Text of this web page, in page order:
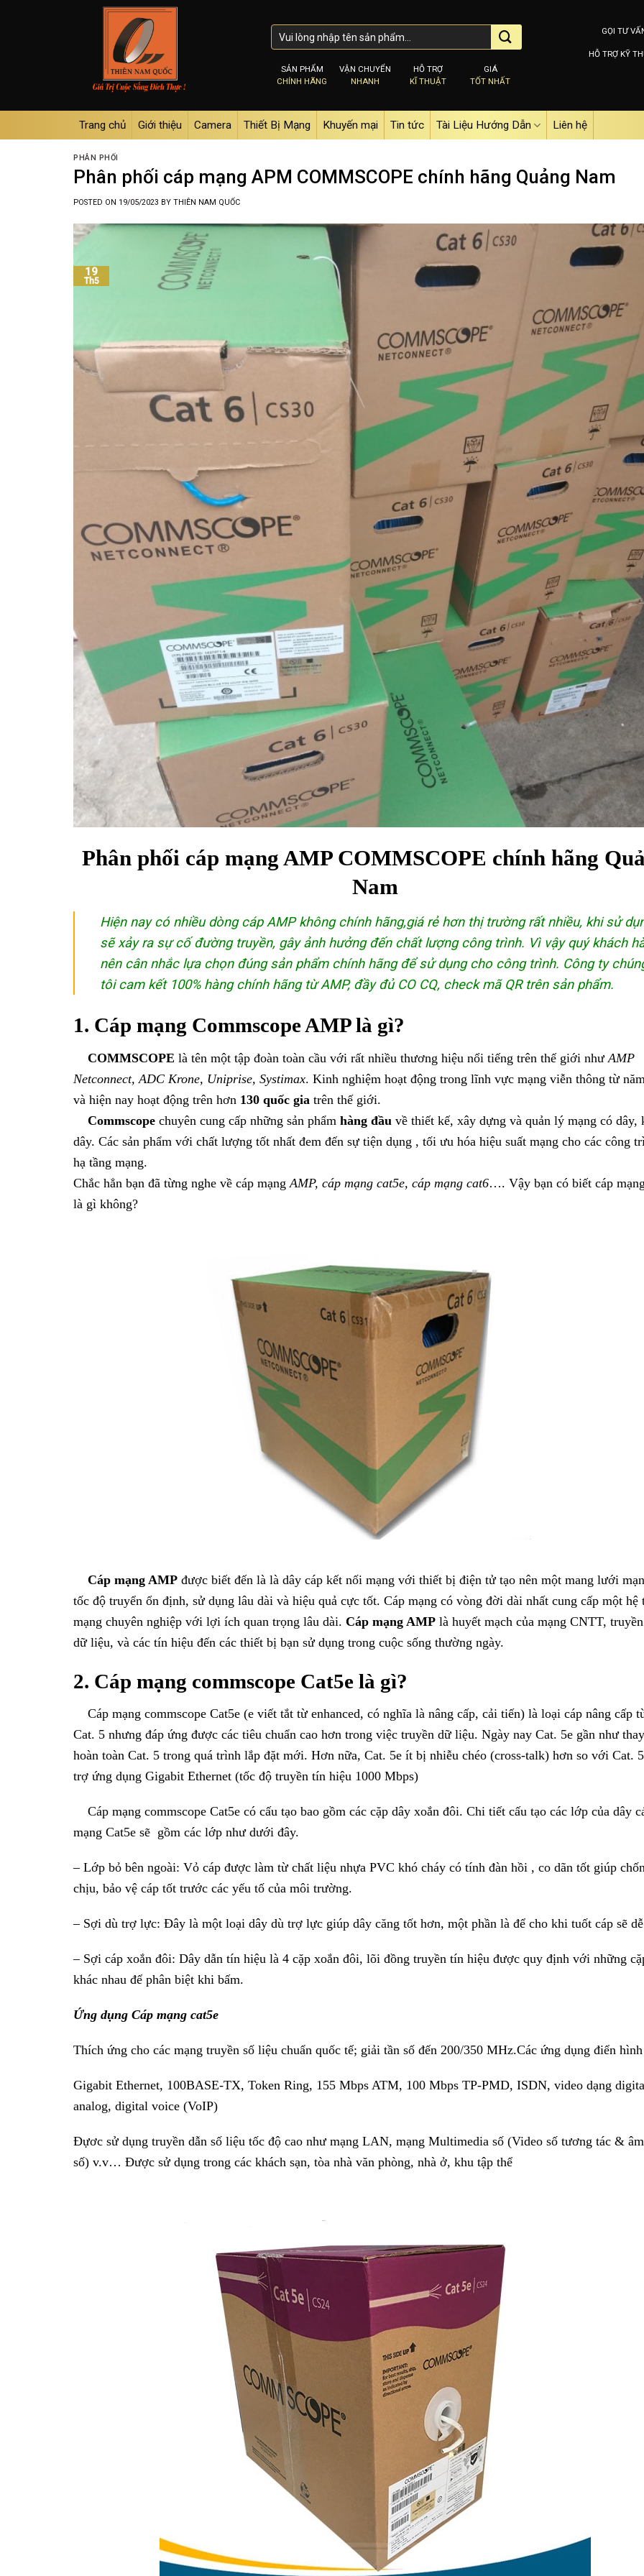
SẢN PHẨM
CHÍNH HÃNG
VẬN CHUYỂN
NHANH
HỖ TRỢ
KĨ THUẬT
GIÁ
TỐT NHẤT
GỌI TƯ
HỖ TRỢ KỸ
Trang chủ Giới thiệu Camera Thiết Bị Mạng Khuyến mại Tin tức Tài Liệu Hướng Dẫn Liên hệ
PHÂN PHỐI
Phân phối cáp mạng APM COMMSCOPE chính hãng Quảng Nam
POSTED ON 19/05/2023 BY THIÊN NAM QUỐC
19
Th5
Phân phối cáp mạng AMP COMMSCOPE chính hãng
Nam
Hiện nay có nhiều dòng cáp AMP không chính hãng,giá rẻ hơn thị trường rất nhiều, khi sử
sẽ xảy ra sự cố đường truyền, gây ảnh hưởng đến chất lượng công trình. Vì vậy quý khách
nên cân nhắc lựa chọn đúng sản phẩm chính hãng để sử dụng cho công trình. Công ty
tôi cam kết 100% hàng chính hãng từ AMP, đầy đủ CO CQ, check mã QR trên sản phẩm.
1. Cáp mạng Commscope AMP là gì?
COMMSCOPE là tên một tập đoàn toàn cầu với rất nhiều thương hiệu nổi tiếng trên thế giới như AMP
Netconnect, ADC Krone, Uniprise, Systimax. Kinh nghiệm hoạt động trong lĩnh vực mạng viễn thông từ
và hiện nay hoạt động trên hơn 130 quốc gia trên thế giới.
Commscope chuyên cung cấp những sản phẩm hàng đầu về thiết kế, xây dựng và quản lý mạng có dây,
dây. Các sản phẩm với chất lượng tốt nhất đem đến sự tiện dụng , tối ưu hóa hiệu suất mạng cho các công
hạ tầng mạng.
Chắc hẳn bạn đã từng nghe về cáp mạng AMP, cáp mạng cat5e, cáp mạng cat6…. Vậy bạn có biết cáp
là gì không?
Cáp mạng AMP được biết đến là là dây cáp kết nối mạng với thiết bị điện tử tạo nên một mang lưới
tốc độ truyển ổn định, sử dụng lâu dài và hiệu quả cực tốt. Cáp mạng có vòng đời dài nhất cung cấp một hệ
mạng chuyên nghiệp với lợi ích quan trọng lâu dài. Cáp mạng AMP là huyết mạch của mạng CNTT,
dữ liệu, và các tín hiệu đến các thiết bị bạn sử dụng trong cuộc sống thường ngày.
2. Cáp mạng commscope Cat5e là gì?
Cáp mạng commscope Cat5e (e viết tắt từ enhanced, có nghĩa là nâng cấp, cải tiến) là loại cáp nâng cấp
Cat. 5 nhưng đáp ứng được các tiêu chuẩn cao hơn trong việc truyền dữ liệu. Ngày nay Cat. 5e gần như
hoàn toàn Cat. 5 trong quá trình lắp đặt mới. Hơn nữa, Cat. 5e ít bị nhiễu chéo (cross-talk) hơn so với Cat.
trợ ứng dụng Gigabit Ethernet (tốc độ truyền tín hiệu 1000 Mbps)
Cáp mạng commscope Cat5e có cấu tạo bao gồm các cặp dây xoắn đôi. Chi tiết cấu tạo các lớp của dây
mạng Cat5e sẽ gồm các lớp như dưới đây.
– Lớp bỏ bên ngoài: Vỏ cáp được làm từ chất liệu nhựa PVC khó cháy có tính đàn hồi , co dãn tốt giúp
chịu, bảo vệ cáp tốt trước các yếu tố của môi trường.
– Sợi dù trợ lực: Đây là một loại dây dù trợ lực giúp dây căng tốt hơn, một phần là để cho khi tuốt cáp sẽ
– Sợi cáp xoắn đôi: Dây dẫn tín hiệu là 4 cặp xoắn đôi, lõi đồng truyền tín hiệu được quy định với những
khác nhau để phân biệt khi bấm.
Ứng dụng Cáp mạng cat5e
Thích ứng cho các mạng truyền số liệu chuẩn quốc tế; giải tần số đến 200/350 MHz.Các ứng dụng điển
Gigabit Ethernet, 100BASE-TX, Token Ring, 155 Mbps ATM, 100 Mbps TP-PMD, ISDN, video dạng
analog, digital voice (VoIP)
Đựơc sử dụng truyền dẫn số liệu tốc độ cao như mạng LAN, mạng Multimedia số (Video số tương tác &
số) v.v… Được sử dụng trong các khách sạn, tòa nhà văn phòng, nhà ở, khu tập thể